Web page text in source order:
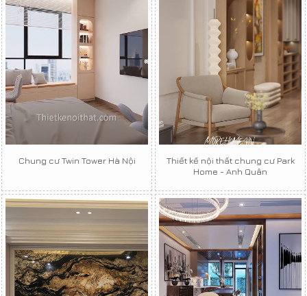
Chung cư Twin Tower Hà Nội
Thiết kế nội thất chung cư Park
Home - Anh Quân